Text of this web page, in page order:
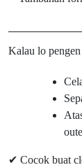
Kalau lo
✔ Cocok buat